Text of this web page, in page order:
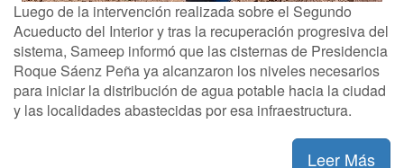
Luego de la intervención realizada sobre el Segundo
Acueducto del Interior y tras la recuperación progresiva del
sistema, Sameep informó que las cisternas de Presidencia
Roque Sáenz Peña ya alcanzaron los niveles necesarios
para iniciar la distribución de agua potable hacia la ciudad
y las localidades abastecidas por esa infraestructura.
Leer Más